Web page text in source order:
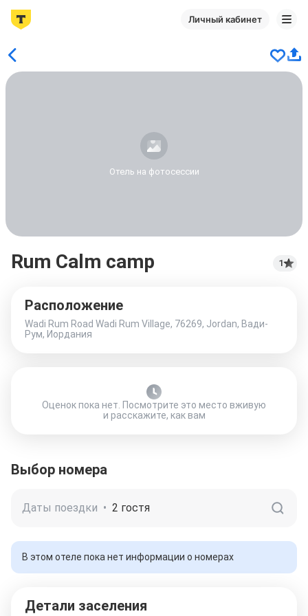
Личный кабинет
Отель на фотосессии
Rum Calm camp 1
Расположение
Wadi Rum Road Wadi Rum Village, 76269, Jordan, Вади-
Рум, Иордания
Оценок пока нет. Посмотрите это место вживую
и расскажите, как вам
Выбор номера
Даты поездки • 2 гостя
В этом отеле пока нет информации о номерах
Детали заселения